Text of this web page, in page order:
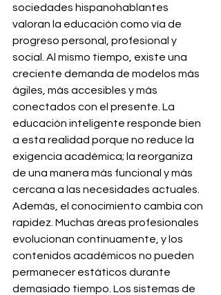
sociedades hispanohablantes
valoran la educación como vía de
progreso personal, profesional y
social. Al mismo tiempo, existe una
creciente demanda de modelos más
ágiles, más accesibles y más
conectados con el presente. La
educación inteligente responde bien
a esta realidad porque no reduce la
exigencia académica; la reorganiza
de una manera más funcional y más
cercana a las necesidades actuales.
Además, el conocimiento cambia con
rapidez. Muchas áreas profesionales
evolucionan continuamente, y los
contenidos académicos no pueden
permanecer estáticos durante
demasiado tiempo. Los sistemas de